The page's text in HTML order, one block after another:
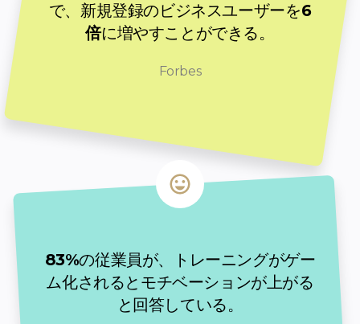
で、新規登録のビジネスユーザーを6
倍に増やすことができる。
Forbes
83%の従業員が、トレーニングがゲー
ム化されるとモチベーションが上がる
と回答している。